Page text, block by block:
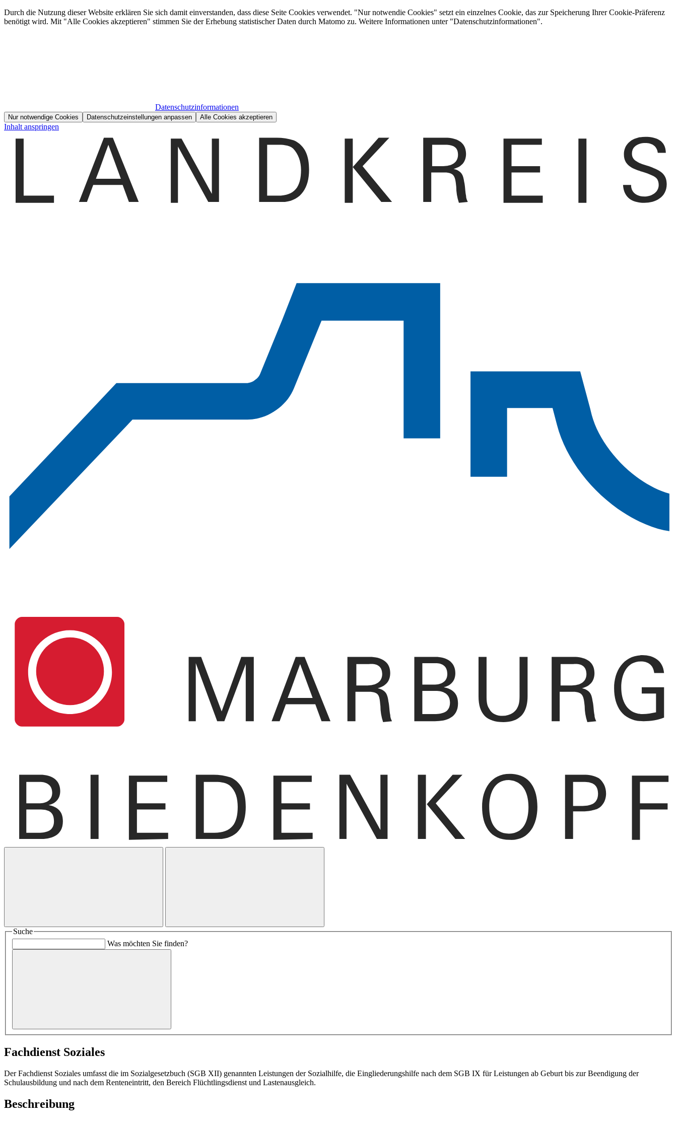
Durch die Nutzung dieser Website erklären Sie sich damit einverstanden, dass diese Seite Cookies verwendet. "Nur notwendie Cookies" setzt ein einzelnes Cookie, das zur Speicherung Ihrer Cookie-Präferenz
benötigt wird. Mit "Alle Cookies akzeptieren" stimmen Sie der Erhebung statistischer Daten durch Matomo zu. Weitere Informationen unter "Datenschutzinformationen".
Datenschutzinformationen
Nur notwendige Cookies Datenschutzeinstellungen anpassen Alle Cookies akzeptieren
Inhalt anspringen
Suche
Was möchten Sie finden?
Fachdienst Soziales
Der Fachdienst Soziales umfasst die im Sozialgesetzbuch (SGB XII) genannten Leistungen der Sozialhilfe, die Eingliederungshilfe nach dem SGB IX für Leistungen ab Geburt bis zur Beendigung der
Schulausbildung und nach dem Renteneintritt, den Bereich Flüchtlingsdienst und Lastenausgleich.
Beschreibung